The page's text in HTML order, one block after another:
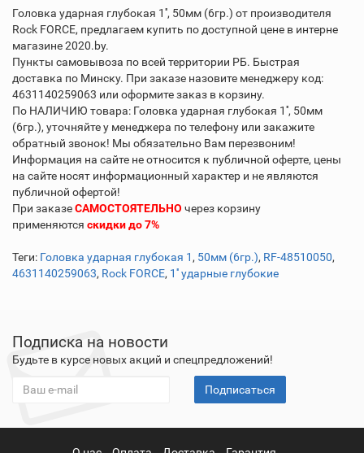
Головка ударная глубокая 1'', 50мм (6гр.) от производителя
Rock FORCE, предлагаем купить по доступной цене в интерне
магазине 2020.by.
Пункты самовывоза по всей территории РБ. Быстрая
доставка по Минску. При заказе назовите менеджеру код:
4631140259063 или оформите заказ в корзину.
По НАЛИЧИЮ товара: Головка ударная глубокая 1'', 50мм
(6гр.), уточняйте у менеджера по телефону или закажите
обратный звонок! Мы обязательно Вам перезвоним!
Информация на сайте не относится к публичной оферте, цены
на сайте носят информационный характер и не являются
публичной офертой!
При заказеСАМОСТОЯТЕЛЬНО через корзину
применяются скидки до 7%
Теги: Головка ударная глубокая 1 , 50мм (6гр.), RF-48510050,
4631140259063, Rock FORCE, 1'' ударные глубокие
Подписка на новости
Будьте в курсе новых акций и спецпредложений!
Подписаться